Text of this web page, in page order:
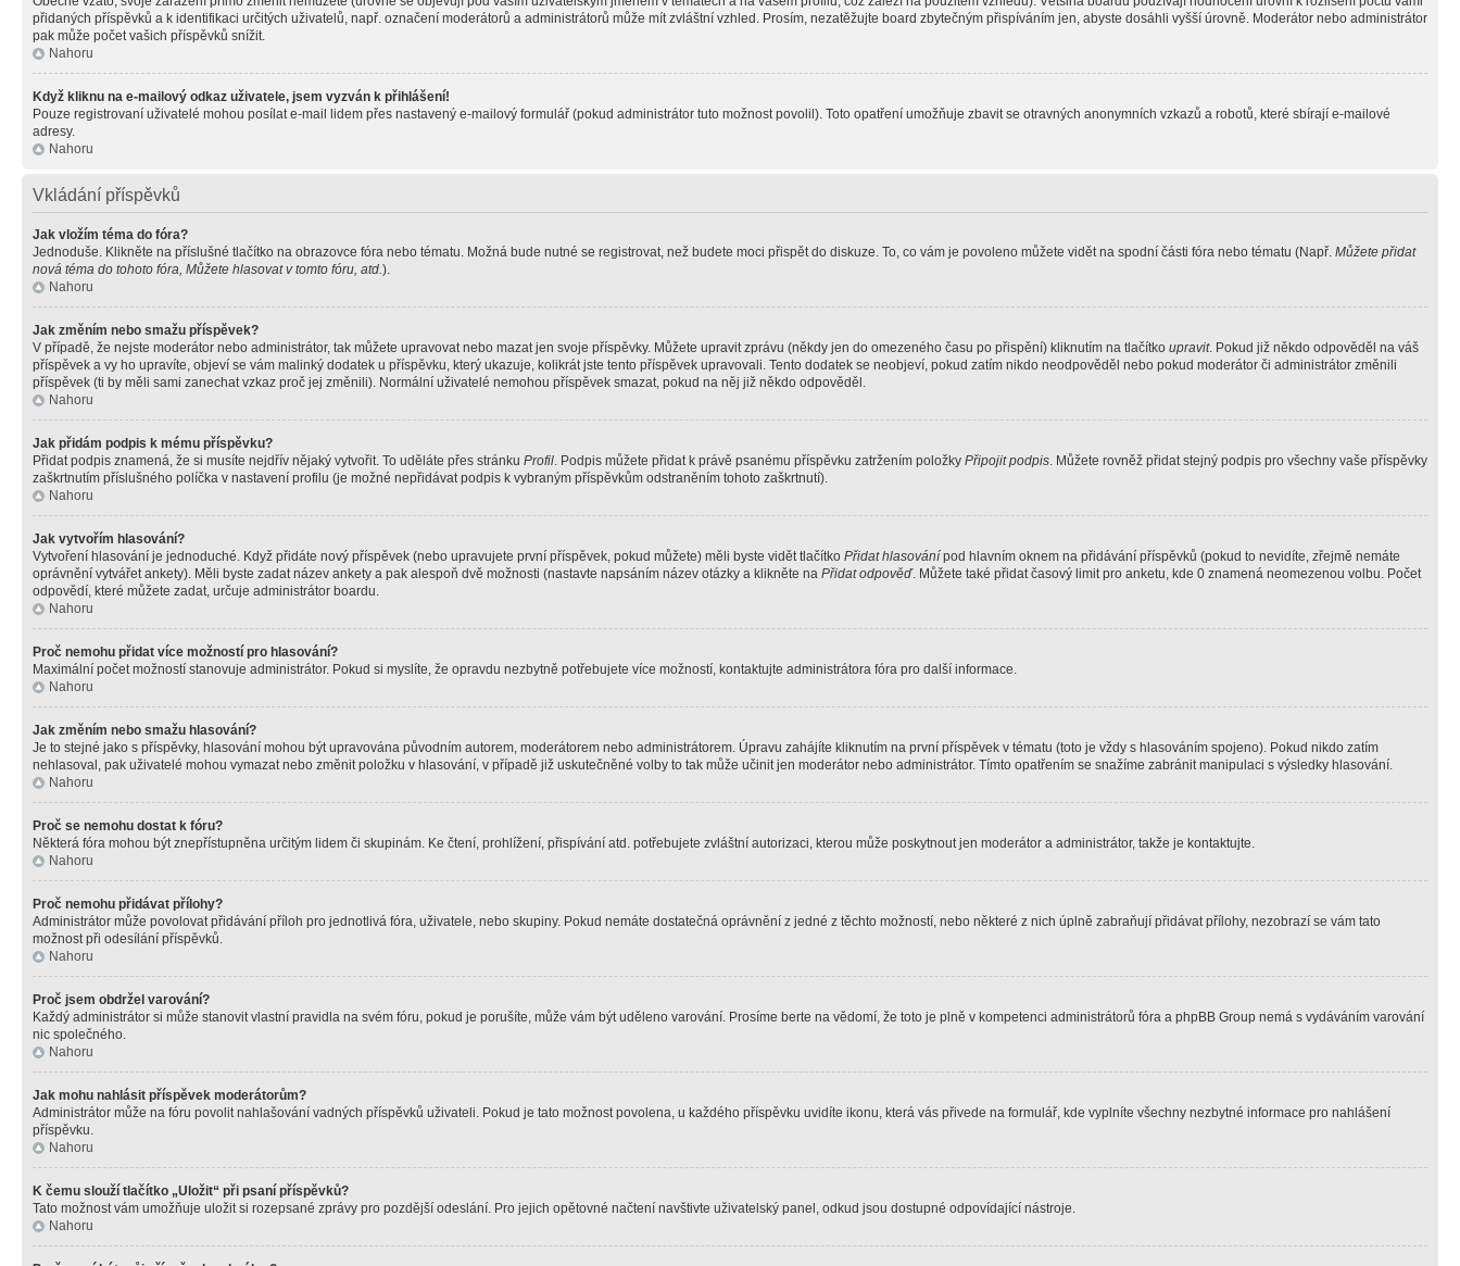
přidaných příspěvků a k identifikaci určitých uživatelů, např. označení moderátorů a administrátorů může mít zvláštní vzhled. Prosím, nezatěžujte board zbytečným přispíváním jen, abyste dosáhli vyšší úrovně. Moderátor nebo administrátor
pak může počet vašich příspěvků snížit.
Nahoru
Když kliknu na e-mailový odkaz uživatele, jsem vyzván k přihlášení!
Pouze registrovaní uživatelé mohou posílat e-mail lidem přes nastavený e-mailový formulář (pokud administrátor tuto možnost povolil). Toto opatření umožňuje zbavit se otravných anonymních vzkazů a robotů, které sbírají e-mailové
adresy.
Nahoru
Vkládání příspěvků
Jak vložím téma do fóra?
Jednoduše. Klikněte na příslušné tlačítko na obrazovce fóra nebo tématu. Možná bude nutné se registrovat, než budete moci přispět do diskuze. To, co vám je povoleno můžete vidět na spodní části fóra nebo tématu (Např. Můžete přidat
nová téma do tohoto fóra, Můžete hlasovat v tomto fóru, atd.).
Nahoru
Jak změním nebo smažu příspěvek?
V případě, že nejste moderátor nebo administrátor, tak můžete upravovat nebo mazat jen svoje příspěvky. Můžete upravit zprávu (někdy jen do omezeného času po přispění) kliknutím na tlačítko upravit. Pokud již někdo odpověděl na váš
příspěvek a vy ho upravíte, objeví se vám malinký dodatek u příspěvku, který ukazuje, kolikrát jste tento příspěvek upravovali. Tento dodatek se neobjeví, pokud zatím nikdo neodpověděl nebo pokud moderátor či administrátor změnili
příspěvek (ti by měli sami zanechat vzkaz proč jej změnili). Normální uživatelé nemohou příspěvek smazat, pokud na něj již někdo odpověděl.
Nahoru
Jak přidám podpis k mému příspěvku?
Přidat podpis znamená, že si musíte nejdřív nějaký vytvořit. To uděláte přes stránku Profil. Podpis můžete přidat k právě psanému příspěvku zatržením položky Připojit podpis. Můžete rovněž přidat stejný podpis pro všechny vaše příspěvky
zaškrtnutím příslušného políčka v nastavení profilu (je možné nepřidávat podpis k vybraným příspěvkům odstraněním tohoto zaškrtnutí).
Nahoru
Jak vytvořím hlasování?
Vytvoření hlasování je jednoduché. Když přidáte nový příspěvek (nebo upravujete první příspěvek, pokud můžete) měli byste vidět tlačítko Přidat hlasování pod hlavním oknem na přidávání příspěvků (pokud to nevidíte, zřejmě nemáte
oprávnění vytvářet ankety). Měli byste zadat název ankety a pak alespoň dvě možnosti (nastavte napsáním název otázky a klikněte na Přidat odpověď. Můžete také přidat časový limit pro anketu, kde 0 znamená neomezenou volbu. Počet
odpovědí, které můžete zadat, určuje administrátor boardu.
Nahoru
Proč nemohu přidat více možností pro hlasování?
Maximální počet možností stanovuje administrátor. Pokud si myslíte, že opravdu nezbytně potřebujete více možností, kontaktujte administrátora fóra pro další informace.
Nahoru
Jak změním nebo smažu hlasování?
Je to stejné jako s příspěvky, hlasování mohou být upravována původním autorem, moderátorem nebo administrátorem. Úpravu zahájíte kliknutím na první příspěvek v tématu (toto je vždy s hlasováním spojeno). Pokud nikdo zatím
nehlasoval, pak uživatelé mohou vymazat nebo změnit položku v hlasování, v případě již uskutečněné volby to tak může učinit jen moderátor nebo administrátor. Tímto opatřením se snažíme zabránit manipulaci s výsledky hlasování.
Nahoru
Proč se nemohu dostat k fóru?
Některá fóra mohou být znepřístupněna určitým lidem či skupinám. Ke čtení, prohlížení, přispívání atd. potřebujete zvláštní autorizaci, kterou může poskytnout jen moderátor a administrátor, takže je kontaktujte.
Nahoru
Proč nemohu přidávat přílohy?
Administrátor může povolovat přidávání příloh pro jednotlivá fóra, uživatele, nebo skupiny. Pokud nemáte dostatečná oprávnění z jedné z těchto možností, nebo některé z nich úplně zabraňují přidávat přílohy, nezobrazí se vám tato
možnost při odesílání příspěvků.
Nahoru
Proč jsem obdržel varování?
Každý administrátor si může stanovit vlastní pravidla na svém fóru, pokud je porušíte, může vám být uděleno varování. Prosíme berte na vědomí, že toto je plně v kompetenci administrátorů fóra a phpBB Group nemá s vydáváním varování
nic společného.
Nahoru
Jak mohu nahlásit příspěvek moderátorům?
Administrátor může na fóru povolit nahlašování vadných příspěvků uživateli. Pokud je tato možnost povolena, u každého příspěvku uvidíte ikonu, která vás přivede na formulář, kde vyplníte všechny nezbytné informace pro nahlášení
příspěvku.
Nahoru
K čemu slouží tlačítko „Uložit“ při psaní příspěvků?
Tato možnost vám umožňuje uložit si rozepsané zprávy pro pozdější odeslání. Pro jejich opětovné načtení navštivte uživatelský panel, odkud jsou dostupné odpovídající nástroje.
Nahoru